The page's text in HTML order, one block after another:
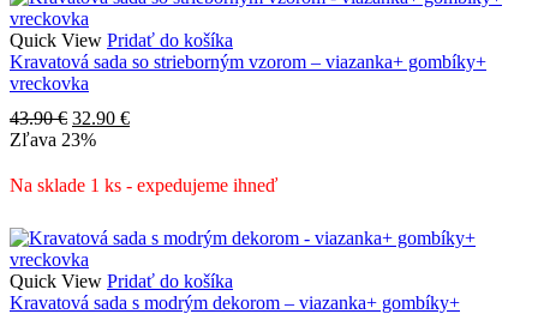
Quick View Pridať do košíka
Kravatová sada so strieborným vzorom – viazanka+ gombíky+
vreckovka
43.90€ Pôvodná
cena
43.90 €.
32.90 €Aktuálna
32.90 €.
Zľava 23%
Na sklade 1 ks - expedujeme ihneď
Quick View Pridať do košíka
Kravatová sada s modrým dekorom – viazanka+ gombíky+